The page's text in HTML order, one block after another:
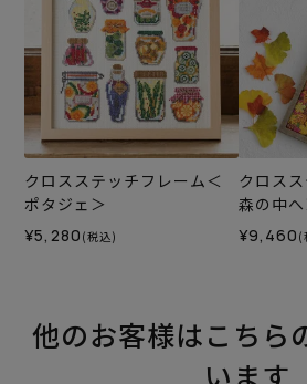
クロスステッチフレーム＜
ポタジェ＞
¥5,280 (税込)
クロス
森の中へ
¥9,460 (
他のお客様はこちら
います